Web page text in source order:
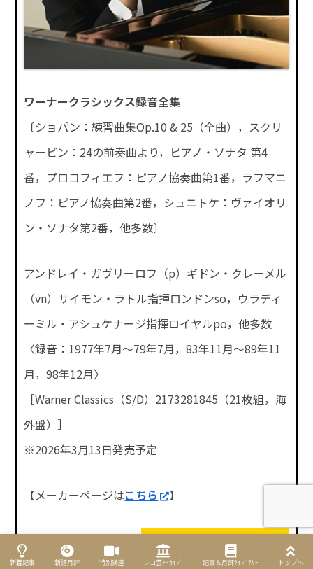
ワーナークラシックス録音全集
〔ショパン：練習曲集Op.10 & 25（全曲），スクリ
ャービン：24の前奏曲より，ピアノ・ソナタ 第4
番，プロコフィエフ：ピアノ協奏曲第1番，ラフマニ
ノフ：ピアノ協奏曲第2番，シュニトケ：ヴァイオリ
ン・ソナタ第2番，他多数〕
アンドレイ・ガヴリーロフ（p）ギドン・クレーメル
（vn）サイモン・ラトル指揮ロンドンso，ウラディ
ーミル・アシュケナージ指揮ロイヤルpo，他多数
〈録音：1977年7月～79年7月，83年11月～89年11
月，98年12月〉
［Warner Classics（S/D）2173281845（21枚組，海
外盤）］
※2026年3月13日発売予定
【メーカーページはこちら 】
タワーレコード商品ページ
新着記事 新譜月評 特別講座 レコ芸ｱｰｶｲﾌﾞ 記事＆月評ﾗｲﾌﾞﾗﾘｰ トップへ